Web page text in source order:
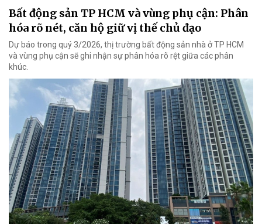
Bất động sản TP HCM và vùng phụ cận: Phân
hóa rõ nét, căn hộ giữ vị thế chủ đạo
Dự báo trong quý 3/2026, thị trường bất động sản nhà ở TP HCM
và vùng phụ cận sẽ ghi nhận sự phân hóa rõ rệt giữa các phân
khúc.